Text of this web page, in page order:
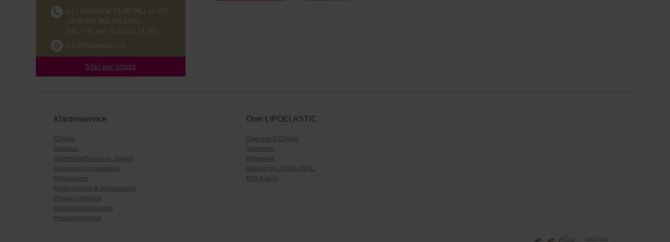
+31 (0)40 304 13 00 (NL) of +32
(0)78 481 963 (BE/LUX)
(Ma – Vr, van 8:30 tot 17:00)
info@lipoelastic.nl
Stel uw vraag
Klantenservice
Contact
Boutique
Verzendmethoden en betalen
Algemene Voorwaarden
Retourneren
Kortingscodes & Voorwaarden
Privacy verklaring
Beleid whistleblowing
Productveiligheid
Over LIPOELASTIC
Over ons & Contact
Voordelen
Referentie
Werken bij LIPOELASTIC
B2B e-shop